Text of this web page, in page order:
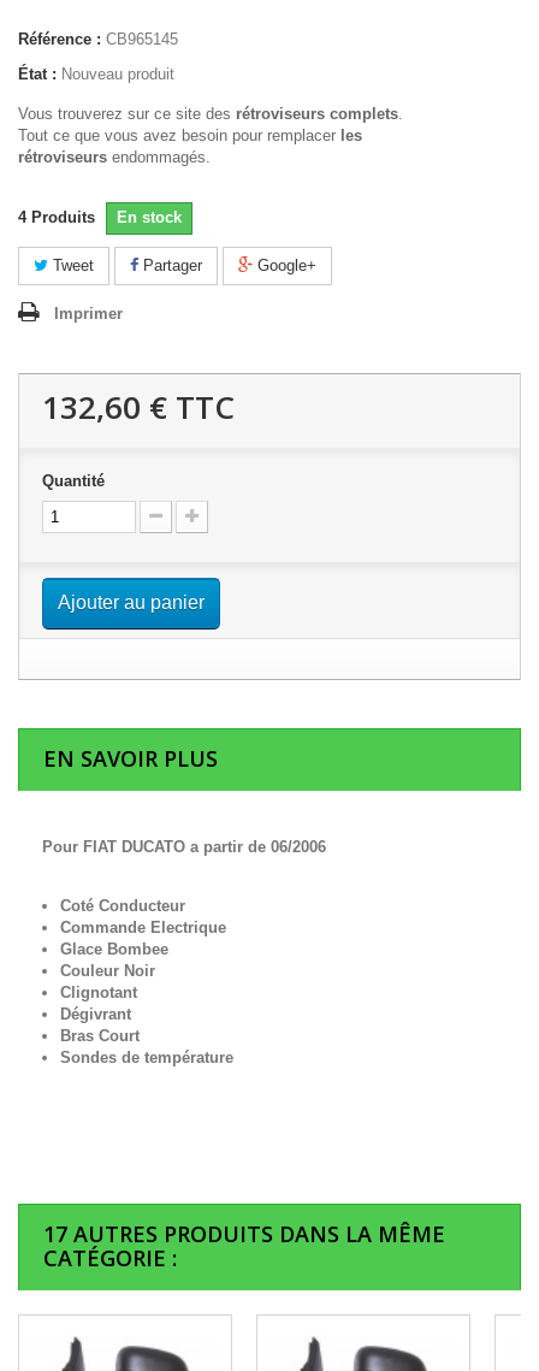
Référence : CB965145
État : Nouveau produit
Vous trouverez sur ce site des rétroviseurs complets.
Tout ce que vous avez besoin pour remplacer les
rétroviseurs endommagés.
4 Produits En stock
Tweet Partager Google+
Imprimer
132,60 € TTC
Quantité
Ajouter au panier
EN SAVOIR PLUS
Pour FIAT DUCATO a partir de 06/2006
Coté Conducteur
Commande Electrique
Glace Bombee
Couleur Noir
Clignotant
Dégivrant
Bras Court
Sondes de température
17 AUTRES PRODUITS DANS LA MÊME
CATÉGORIE :